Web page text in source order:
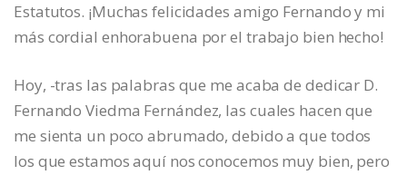
Estatutos. ¡Muchas felicidades amigo Fernando y mi
más cordial enhorabuena por el trabajo bien hecho!
Hoy, -tras las palabras que me acaba de dedicar D.
Fernando Viedma Fernández, las cuales hacen que
me sienta un poco abrumado, debido a que todos
los que estamos aquí nos conocemos muy bien, pero